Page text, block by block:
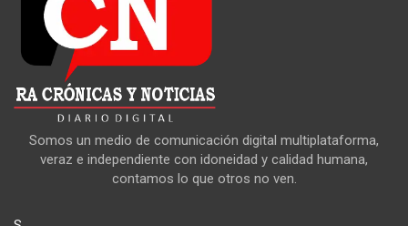
Somos un medio de comunicación digital multiplataforma,
veraz e independiente con idoneidad y calidad humana,
contamos lo que otros no ven.